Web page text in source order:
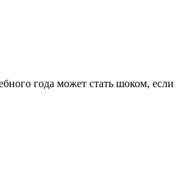
года может стать шоком, если